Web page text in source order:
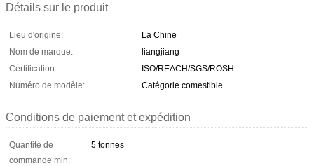
Détails sur le produit
Lieu d'origine:
La Chine
Nom de marque:
liangjiang
Certification:
ISO/REACH/SGS/ROSH
Numéro de modèle:
Catégorie comestible
Conditions de paiement et expédition
Quantité de
commande min:
5 tonnes